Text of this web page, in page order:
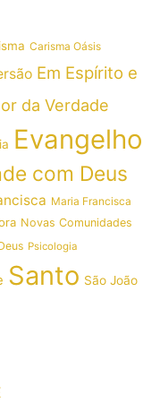
Carisma Oásis
Em Espírito e
da Verdade
Evangelho
com Deus
Maria Francisca
Novas Comunidades
Psicologia
Santo São João